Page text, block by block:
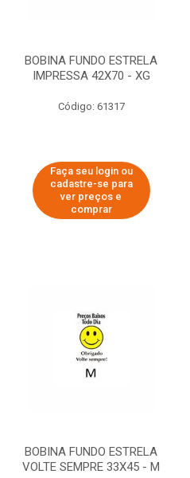
BOBINA FUNDO ESTRELA
IMPRESSA 42X70 - XG
Código: 61317
Faça seu login ou
cadastre-se para
ver preços e
comprar
BOBINA FUNDO ESTRELA
VOLTE SEMPRE 33X45 - M